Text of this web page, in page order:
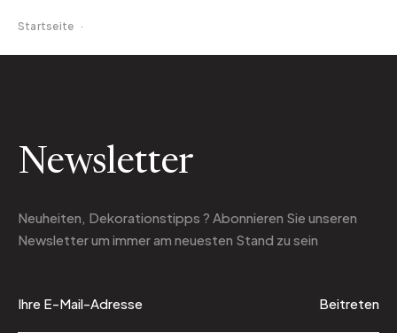
Startseite ·
Newsletter
Neuheiten, Dekorationstipps ? Abonnieren Sie unseren
Newsletterum immer am neuesten Stand zu sein
Beitreten